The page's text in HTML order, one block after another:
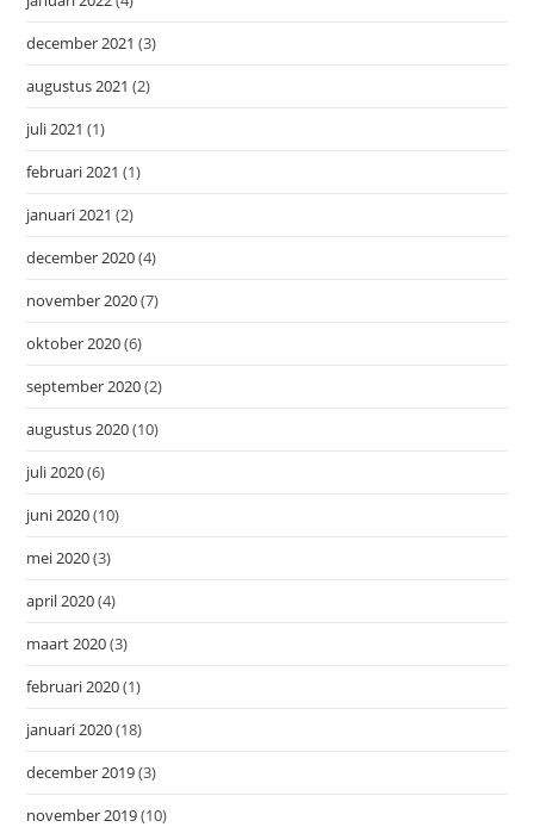
december 2021 (3)
augustus 2021 (2)
juli 2021 (1)
februari 2021 (1)
januari 2021 (2)
december 2020(4)
november 2020(7)
oktober 2020(6)
september 2020(2)
augustus 2020(10)
juli 2020(6)
juni 2020(10)
mei 2020(3)
april 2020(4)
maart 2020(3)
februari 2020(1)
januari 2020(18)
december 2019(3)
november 2019(10)